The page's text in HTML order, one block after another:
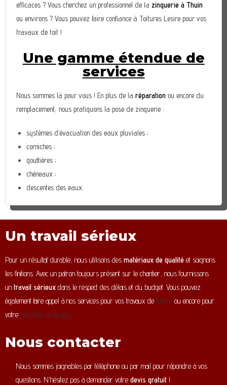
efficaces ? Vous cherchez un professionnel de la zinguerie à Thuin
ou environs ? Vous pouvez faire confiance à Toitures Lesire pour vos
travaux de toit !
Une gamme étendue de
services
Nous sommes là pour vous ! En plus de laréparation ou encore du
remplacement, nous pratiquons la pose de zinguerie :
systèmes d’évacuation des eaux pluviales ;
corniches ;
gouttières ;
chéneaux ;
descentes des eaux.
Un travail sérieux
Pour un résultat durable, nous utilisons des matériaux de qualité et soignons
les finitions. Avec un patron toujours présent sur le chantier, nous fournissons
un travail sérieux dans le respect des délais et du budget. Vous pouvez
également faire appel à nos services pour vos travaux de toiture ou encore pour
votre bardage de façade
Nous contacter
Nous sommes joignables par téléphone ou par mail pour répondre à vos
questions. N’hésitez pas à demander votredevis gratuit !